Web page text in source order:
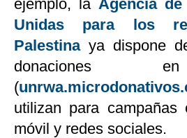
ejemplo, la Agencia
Unidas para los
Palestinaya dispone
donaciones
(
utilizan para campañas
móvil y redes sociales.